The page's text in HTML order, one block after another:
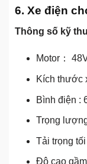
6. Xe điện
Thông số kỹ
Motor：
Kích thước
Bình điện :
Trọng
Tải trọng
Độ cao